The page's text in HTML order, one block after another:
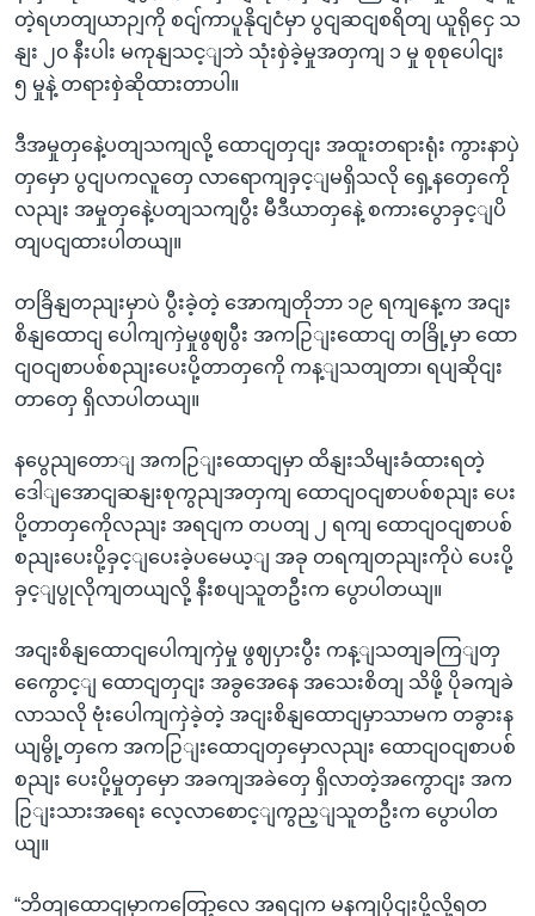
တဲ့ရဟတျယာဉျကို စငျ်ကာပူနိုငျငံမှာ ပွငျဆငျစရိတျ ယူရိုငှေ သ
နျး ၂၀ နီးပါး မကုနျသင့ျဘဲ သုံးစှဲခဲ့မှုအတှကျ ၁ မှု စုစုပေါငျး
၅ မှုနဲ့ တရားစှဲဆိုထားတာပါ။
ဒီအမှုတှနေဲ့ပတျသကျလို့ ထောငျတှငျး အထူးတရားရုံး ကွားနာပှဲ
တှမှော ပွငျပကလူတှေ လာရောကျခှင့ျမရှိသလို ရှေ့နတှေကေို
လညျး အမှုတှနေဲ့ပတျသကျပွီး မီဒီယာတှနေဲ့ စကားပွောခှင့ျပိ
တျပငျထားပါတယျ။
တခြိနျတညျးမှာပဲ ပွီးခဲ့တဲ့ အောကျတိုဘာ ၁၉ ရကျနေ့က အငျး
စိနျထောငျ ပေါကျကှဲမှုဖွဈပွီး အကဉြျးထောငျ တခြို့မှာ ထော
ငျဝငျစာပစ်စညျးပေးပို့တာတှကေို ကန့ျသတျတာ၊ ရပျဆိုငျး
တာတှေ ရှိလာပါတယျ။
နပွေညျတောျ အကဉြျးထောငျမှာ ထိနျးသိမျးခံထားရတဲ့
ဒေါျအောငျဆနျးစုကွညျအတှကျ ထောငျဝငျစာပစ်စညျး ပေး
ပို့တာတှကေိုလညျး အရငျက တပတျ ၂ ရကျ ထောငျဝငျစာပစ်
စညျးပေးပို့ခှင့ျပေးခဲ့ပမေယ့ျ အခု တရကျတညျးကိုပဲ ပေးပို့
ခှင့ျပွုလိုကျတယျလို့ နီးစပျသူတဦးက ပွောပါတယျ။
အငျးစိနျထောငျပေါကျကှဲမှု ဖွဈပှားပွီး ကန့ျသတျခကြျတှ
ကွေောင့ျ ထောငျတှငျး အခွအေနေ အသေးစိတျ သိဖို့ ပိုခကျခဲ
လာသလို ဗုံးပေါကျကှဲခဲ့တဲ့ အငျးစိနျထောငျမှာသာမက တခွားန
ယျမွို့တှကေ အကဉြျးထောငျတှမှောလညျး ထောငျဝငျစာပစ်
စညျး ပေးပို့မှုတှမှော အခကျအခဲတှေ ရှိလာတဲ့အကွောငျး အက
ဉြျးသားအရေး လေ့လာစောင့ျကွည့ျသူတဦးက ပွောပါတ
ယျ။
“ဘိတျထောငျမှာကတြော့လေ အရငျက မနကျပိုငျးပို့လို့ရတ